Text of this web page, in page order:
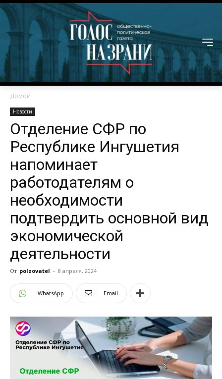
Домой
Новости
Отделение СФР по
Республике Ингушетия
напоминает
работодателям о
необходимости
подтвердить основной вид
экономической
деятельности
От polzovatel - 8 апреля, 2024
WhatsApp Email